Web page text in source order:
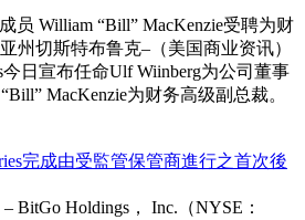
员 William “Bill” MacKenzie受聘为财
州切斯特布鲁克–（美国商业资讯）
今日宣布任命Ulf Wiinberg为公司董事
MacKenzie为财务高级副总裁。
完成由受監管保管商進行之首次後
BitGo Holdings， Inc.（NYSE：